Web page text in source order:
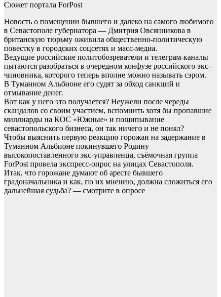
Сюжет портала ForPost
Новость о помещении бывшего и далеко на самого любимого
в Севастополе губернатора — Дмитрия Овсянникова в
британскую тюрьму оживила общественно-политическую
повестку в городских соцсетях и масс-медиа.
Ведущие российские политобозреватели и телеграм-каналы
пытаются разобраться в очередном конфузе российского экс-
чиновника, которого теперь вполне можно называть сэром.
В Туманном Альбионе его судят за обход санкций и
отмывание денег.
Вот как у него это получается? Неужели после череды
скандалов со своим участием, вспомнить хотя бы пропавшие
миллиарды на КОС «Южные» и пощипывание
севастопольского бизнеса, он так ничего и не понял?
Чтобы выяснить первую реакцию горожан на задержание в
Туманном Альбионе покинувшего Родину
высокопоставленного экс-управленца, съёмочная группа
ForPost провела экспресс-опрос на улицах Севастополя.
Итак, что горожане думают об аресте бывшего
градоначальника и как, по их мнению, должна сложиться его
дальнейшая судьба? — смотрите в опросе